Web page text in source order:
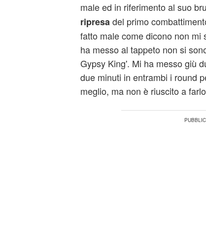
male ed in riferimento al suo
ripresa del primo
fatto male come dicono non mi
ha messo al tappeto non si
Gypsy King'. Mi ha messo giù
due minuti in entrambi i round
meglio, ma non è riuscito a